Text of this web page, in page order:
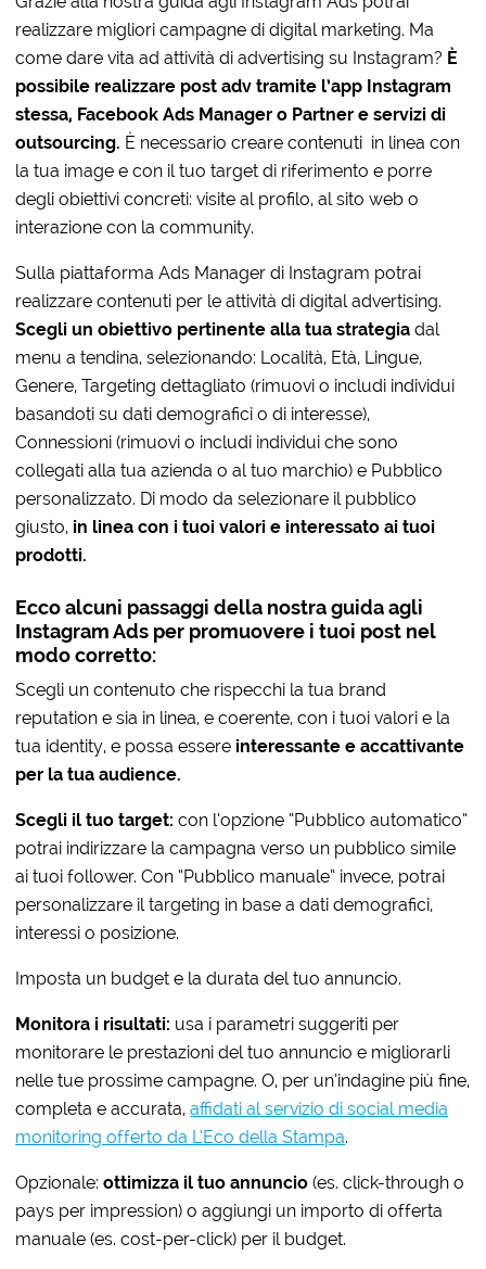
realizzare migliori campagne di digital marketing. Ma
come dare vita ad attività di advertising su Instagram? È
possibile realizzare post adv tramite l’app Instagram
stessa, Facebook Ads Manager o Partner e servizi di
outsourcing. È necessario creare contenuti in linea con
la tua image e con il tuo target di riferimento e porre
degli obiettivi concreti: visite al profilo, al sito web o
interazione con la community.
Sulla piattaforma Ads Manager di Instagram potrai
realizzare contenuti per le attività di digital advertising.
Scegli un obiettivo pertinente alla tua strategia dal
menu a tendina, selezionando: Località, Età, Lingue,
Genere, Targeting dettagliato (rimuovi o includi individui
basandoti su dati demografici o di interesse),
Connessioni (rimuovi o includi individui che sono
collegati alla tua azienda o al tuo marchio) e Pubblico
personalizzato. Di modo da selezionare il pubblico
giusto, in linea con i tuoi valori e interessato ai tuoi
prodotti.
Ecco alcuni passaggi della nostra guida agli
Instagram Ads per promuovere i tuoi post nel
modo corretto:
Scegli un contenuto che rispecchi la tua brand
reputation e sia in linea, e coerente, con i tuoi valori e la
tua identity, e possa essere interessante e accattivante
per la tua audience.
Scegli il tuo target:con l’opzione “Pubblico automatico”
potrai indirizzare la campagna verso un pubblico simile
ai tuoi follower. Con “Pubblico manuale” invece, potrai
personalizzare il targeting in base a dati demografici,
interessi o posizione.
Imposta un budget e la durata del tuo annuncio.
Monitora i risultati: usa i parametri suggeriti per
monitorare le prestazioni del tuo annuncio e migliorarli
nelle tue prossime campagne. O, per un’indagine più fine,
completa e accurata,affidati al servizio di social media
monitoring offerto da L’Eco della Stampa.
Opzionale:ottimizza il tuo annuncio (es. click-through o
pays per impression) o aggiungi un importo di offerta
manuale (es. cost-per-click) per il budget.